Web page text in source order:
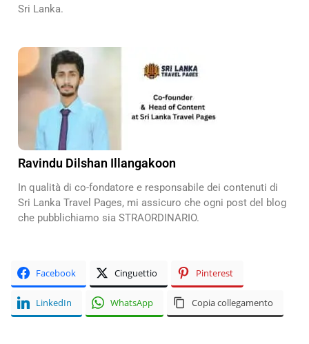
Sri Lanka.
Ravindu Dilshan Illangakoon
In qualità di co-fondatore e responsabile dei contenuti di
Sri Lanka Travel Pages, mi assicuro che ogni post del blog
che pubblichiamo sia STRAORDINARIO.
Facebook Cinguettio Pinterest
LinkedIn WhatsApp Copia collegamento